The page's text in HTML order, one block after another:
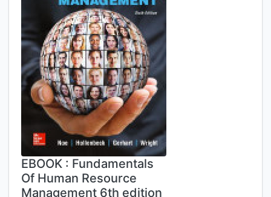
EBOOK : Fundamentals
Of Human Resource
Management 6th edition